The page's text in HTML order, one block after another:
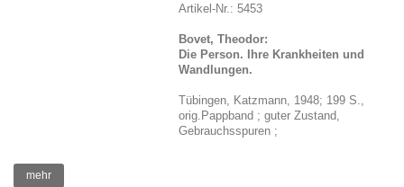
Artikel-Nr.: 5453
Bovet, Theodor:
Die Person. Ihre Krankheiten und
Wandlungen.
Tübingen, Katzmann, 1948; 199 S.,
orig.Pappband ; guter Zustand,
Gebrauchsspuren ;
mehr